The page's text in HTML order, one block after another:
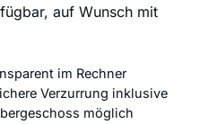
auf Wunsch mit
im Rechner
Verzurrung inklusive
möglich